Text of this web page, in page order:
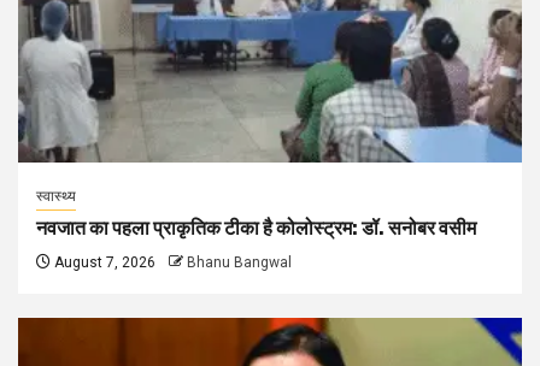
स्वास्थ्य
नवजात का पहला प्राकृतिक टीका है कोलोस्ट्रम: डॉ. सनोबर वसीम
August 7, 2026 Bhanu Bangwal